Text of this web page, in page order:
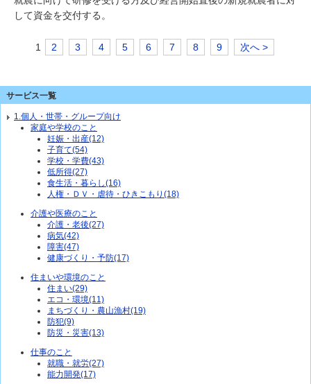
して資金を交付する。
1 2 3 4 5 6 7 8 9 次へ >
サービス一覧
1.個人・世帯・グループ向け
家庭や学校のこと
妊娠・出産(12)
子育て(54)
学校・学費(43)
低所得(27)
食生活・暮らし(16)
人権・ＤＶ・虐待・ひきこもり(18)
介護や医療のこと
介護・老後(27)
病気(42)
障害(47)
健康づくり・予防(17)
住まいや環境のこと
住まい(29)
エコ・環境(11)
まちづくり・農山漁村(19)
防犯(9)
防災・災害(13)
仕事のこと
就職・就労(27)
能力開発(17)